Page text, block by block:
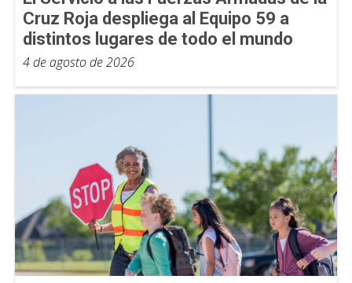
Cruz Roja despliega al Equipo 59 a
distintos lugares de todo el mundo
4 de agosto de 2026